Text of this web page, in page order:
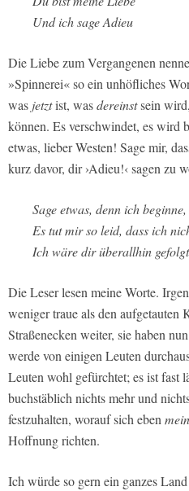
Und ich sage Adieu
Die Liebe zum Vergangenen
»Spinnerei« so ein unhöfliches
was jetztist, wasdereinstsein
können. Es verschwindet, es wird
etwas, lieber Westen! Sage mir,
kurz davor, dir ›Adieu!‹ sagen zu
Sage etwas, denn ich
Es tut mir so leid, dass ich
Ich wäre dir überallhin gefolgt
Die Leser lesen meine Worte.
weniger traue als den
Straßenecken weiter, sie haben nun
werde von einigen Leuten
Leuten wohl gefürchtet; es ist fast
buchstäblich nichts mehr und
festzuhalten, worauf sich eben
Hoffnung richten.
Ich würde so gern ein ganzes